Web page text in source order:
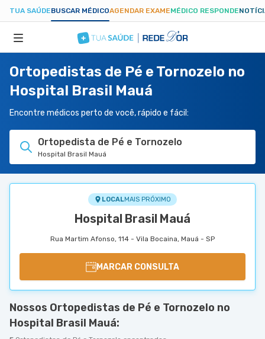
TUA SAÚDEBUSCAR MÉDICOAGENDAR EXAMEMÉDICO RESPONDE
ESPECIALIDADES
HOSPITAIS
TUASAUDE.COM
Ortopedistas de Pé e Tornozelo no
Hospital Brasil Mauá
Encontre médicos perto de você, rápido e fácil:
Ortopedista de Pé e Tornozelo
Hospital Brasil Mauá
LOCALMAIS PRÓXIMO
Hospital Brasil Mauá
Rua Martim Afonso, 114 - Vila Bocaina, Mauá - SP
MARCAR CONSULTA
Nossos Ortopedistas de Pé e Tornozelo no
Hospital Brasil Mauá: